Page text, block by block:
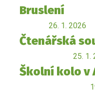
Bruslení
26. 1. 2026
Čtenářská
25. 1.
Školní kolo v